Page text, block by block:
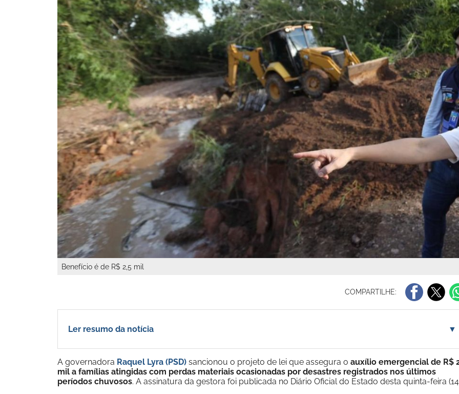
Benefício é de R$ 2,5 mil
COMPARTILHE:
Ler resumo da notícia ▼
A governadora Raquel Lyra (PSD) sancionou o projeto de lei que assegura o auxílio emergencial de R$
mil a famílias atingidas com perdas materiais ocasionadas por desastres registrados nos últimos
períodos chuvosos. A assinatura da gestora foi publicada no Diário Oficial do Estado desta quinta-feira